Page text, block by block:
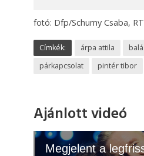
fotó: Dfp/Schumy Csaba,
Címkék: árpa attila
párkapcsolat
pintér tibor
Ajánlott videó